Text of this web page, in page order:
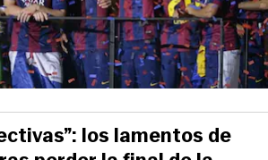
los lamentos de